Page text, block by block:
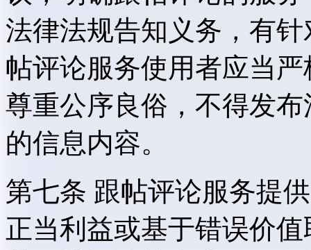
法律法规告知义务，有
帖评论服务使用者应当
尊重公序良俗，不得发
的信息内容。
第七条 跟帖评论服务提
正当利益或基于错误价